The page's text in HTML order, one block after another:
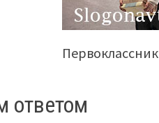
Первоклассник
ответом